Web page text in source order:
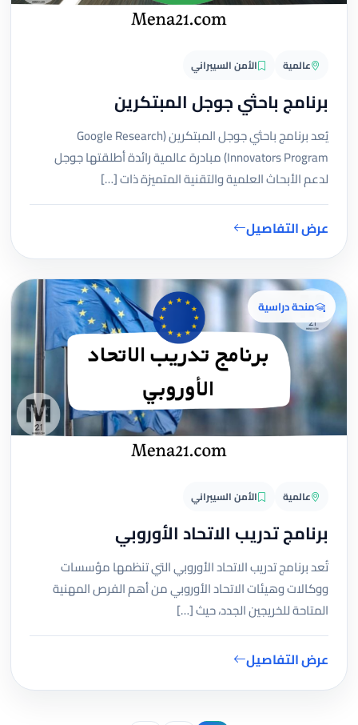
عالمية الأمن السيبراني
برنامج باحثي جوجل المبتكرين
يُعد برنامج باحثي جوجل المبتكرين (Google Research
Innovators Program) مبادرة عالمية رائدة أطلقتها جوجل
لدعم الأبحاث العلمية والتقنية المتميزة ذات […]
عرض التفاصيل
منحة دراسية
عالمية الأمن السيبراني
برنامج تدريب الاتحاد الأوروبي
تُعد برنامج تدريب الاتحاد الأوروبي التي تنظمها مؤسسات
ووكالات وهيئات الاتحاد الأوروبي من أهم الفرص المهنية
المتاحة للخريجين الجدد، حيث […]
عرض التفاصيل